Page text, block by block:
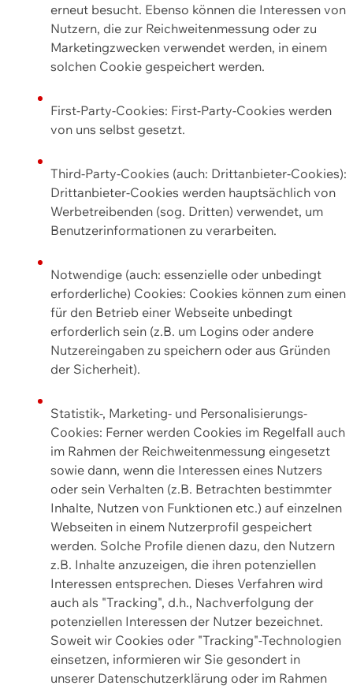
erneut besucht. Ebenso können die Interessen von
Nutzern, die zur Reichweitenmessung oder zu
Marketingzwecken verwendet werden, in einem
solchen Cookie gespeichert werden.
First-Party-Cookies: First-Party-Cookies werden
von uns selbst gesetzt.
Third-Party-Cookies (auch: Drittanbieter-Cookies):
Drittanbieter-Cookies werden hauptsächlich von
Werbetreibenden (sog. Dritten) verwendet, um
Benutzerinformationen zu verarbeiten.
Notwendige (auch: essenzielle oder unbedingt
erforderliche) Cookies: Cookies können zum einen
für den Betrieb einer Webseite unbedingt
erforderlich sein (z.B. um Logins oder andere
Nutzereingaben zu speichern oder aus Gründen
der Sicherheit).
Statistik-, Marketing- und Personalisierungs-
Cookies: Ferner werden Cookies im Regelfall auch
im Rahmen der Reichweitenmessung eingesetzt
sowie dann, wenn die Interessen eines Nutzers
oder sein Verhalten (z.B. Betrachten bestimmter
Inhalte, Nutzen von Funktionen etc.) auf einzelnen
Webseiten in einem Nutzerprofil gespeichert
werden. Solche Profile dienen dazu, den Nutzern
z.B. Inhalte anzuzeigen, die ihren potenziellen
Interessen entsprechen. Dieses Verfahren wird
auch als "Tracking", d.h., Nachverfolgung der
potenziellen Interessen der Nutzer bezeichnet.
Soweit wir Cookies oder "Tracking"-Technologien
einsetzen, informieren wir Sie gesondert in
unserer Datenschutzerklärung oder im Rahmen